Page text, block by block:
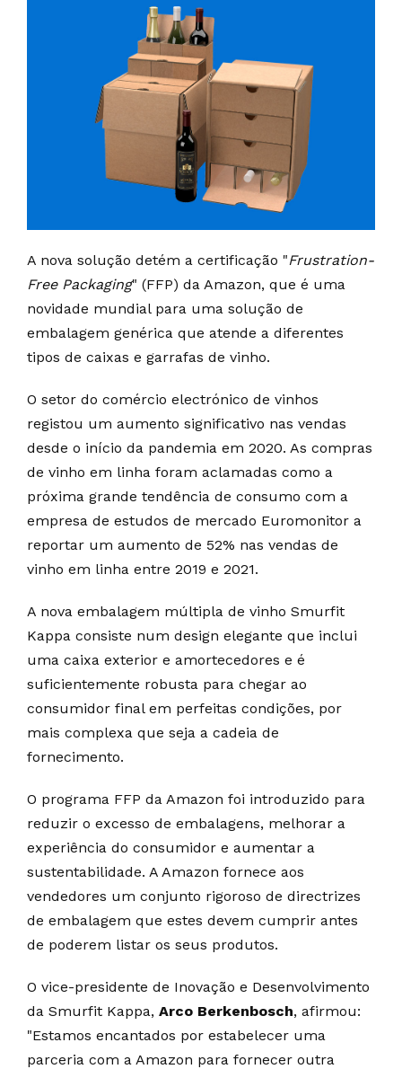
A nova solução detém a certificação "Frustration-
Free Packaging" (FFP) da Amazon, que é uma
novidade mundial para uma solução de
embalagem genérica que atende a diferentes
tipos de caixas e garrafas de vinho.
O setor do comércio electrónico de vinhos
registou um aumento significativo nas vendas
desde o início da pandemia em 2020. As compras
de vinho em linha foram aclamadas como a
próxima grande tendência de consumo com a
empresa de estudos de mercado Euromonitor a
reportar um aumento de 52% nas vendas de
vinho em linha entre 2019 e 2021.
A nova embalagem múltipla de vinho Smurfit
Kappa consiste num design elegante que inclui
uma caixa exterior e amortecedores e é
suficientemente robusta para chegar ao
consumidor final em perfeitas condições, por
mais complexa que seja a cadeia de
fornecimento.
O programa FFP da Amazon foi introduzido para
reduzir o excesso de embalagens, melhorar a
experiência do consumidor e aumentar a
sustentabilidade. A Amazon fornece aos
vendedores um conjunto rigoroso de directrizes
de embalagem que estes devem cumprir antes
de poderem listar os seus produtos.
O vice-presidente de Inovação e Desenvolvimento
da Smurfit Kappa, Arco Berkenbosch, afirmou:
"Estamos encantados por estabelecer uma
parceria com a Amazon para fornecer outra